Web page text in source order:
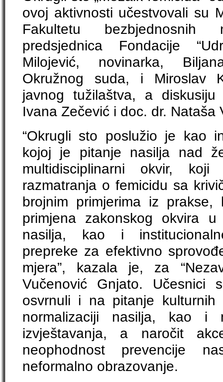
ovoj aktivnosti učestvovali su
Fakultetu
predsjednica Fondacije
Milojević, novinarka,
Okružnog suda, i Miroslav
javnog tužilaštva, a
Ivana Zečević i doc. dr. Nataša
“Okrugli sto poslužio je kao
kojoj je pitanje nasilja nad
multidisciplinarni okvir,
razmatranja o femicidu sa
brojnim primjerima iz
primjena zakonskog okvira u
nasilja, kao i
prepreke za efektivno
mjera”, kazala je, za
Vučenović Gnjato.
osvrnuli i na pitanje kulturnih
normalizaciji nasilja, kao i
izvještavanja, a naročit
neophodnost prevencije
neformalno obrazovanje.